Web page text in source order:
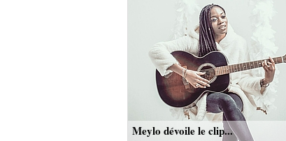
Meylo dévoile le clip...